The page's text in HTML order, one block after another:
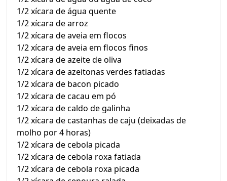
1/2 xícara de água quente
1/2 xícara de arroz
1/2 xícara de aveia em flocos
1/2 xícara de aveia em flocos finos
1/2 xícara de azeite de oliva
1/2 xícara de azeitonas verdes fatiadas
1/2 xícara de bacon picado
1/2 xícara de cacau em pó
1/2 xícara de caldo de galinha
1/2 xícara de castanhas de caju (deixadas de
molho por 4 horas)
1/2 xícara de cebola picada
1/2 xícara de cebola roxa fatiada
1/2 xícara de cebola roxa picada